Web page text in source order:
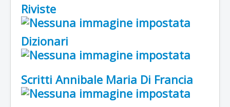
Riviste
Dizionari
Scritti Annibale Maria Di Francia